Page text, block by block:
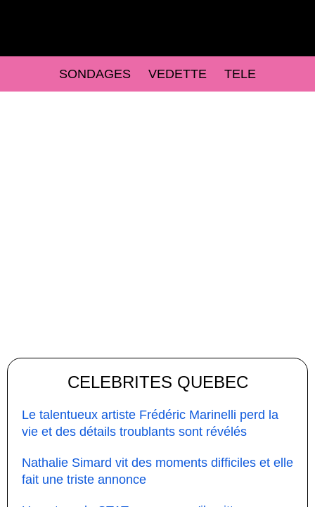
SONDAGES VEDETTE TELE
CELEBRITES QUEBEC
Le talentueux artiste Frédéric Marinelli perd la
vie et des détails troublants sont révélés
Nathalie Simard vit des moments difficiles et elle
fait une triste annonce